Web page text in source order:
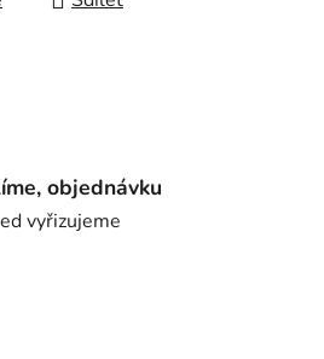
objednávku
vyřizujeme